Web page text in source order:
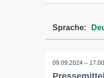
Sprache:
09.09.2024 – 17:00